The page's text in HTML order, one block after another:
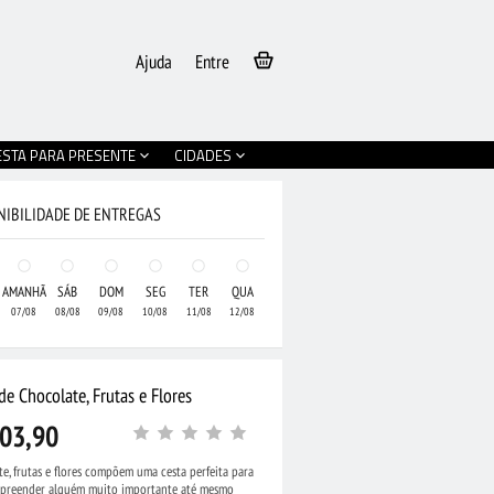
Entre
Ajuda
PARA PRESENTE CIDADES
DE ENTREGAS
AMANHÃ
07/08
SÁB
08/08
DOM
09/08
SEG
10/08
TER
11/08
QUA
12/08
Chocolate, Frutas e Flores
frutas e flores compõem uma cesta perfeita para
alguém muito importante até mesmo